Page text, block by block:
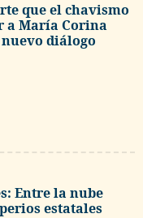
que el chavismo
a María Corina
diálogo
Entre la nube
estatales